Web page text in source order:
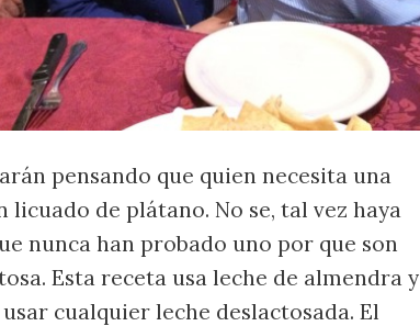
pensando que quien necesita una
licuado de plátano. No se, tal vez haya
nunca han probado uno por que son
Esta receta usa leche de almendra y
cualquier leche deslactosada. El